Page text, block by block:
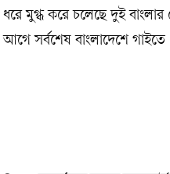
ধরে মুগ্ধ করে চলেছে দুই
আগে সর্বশেষ বাংলাদেশে গাইতে